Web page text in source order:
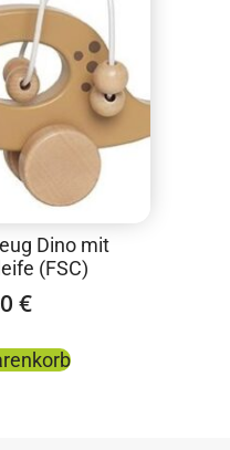
Dino mit
(FSC)
€